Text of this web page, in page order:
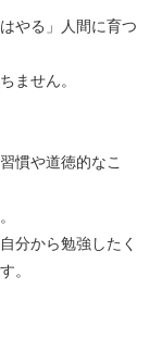
やる」人間に育つ
ません。
慣や道徳的なこ
分から勉強したく
。